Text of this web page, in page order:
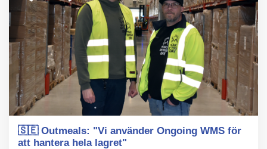
🇸🇪 Outmeals: "Vi använder Ongoing WMS för
att hantera hela lagret"